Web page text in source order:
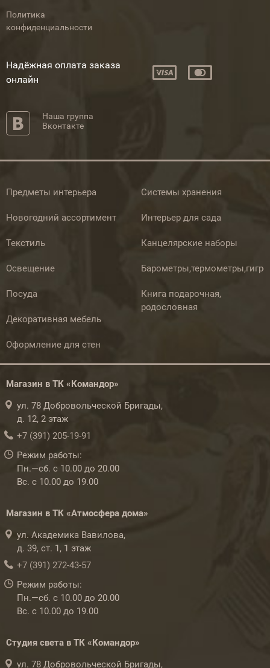
Политика
конфиденциальности
Надёжная оплата заказа
онлайн
Наша группа
Вконтакте
Предметы интерьера
Новогодний ассортимент
Текстиль
Освещение
Посуда
Декоративная мебель
Оформление для стен
Системы хранения
Интерьер для сада
Канцелярские наборы
Книга подарочная,
родословная
Магазин в ТК «Командор»
ул. 78 Добровольческой Бригады,
д. 12, 2 этаж
+7 (391) 205-19-91
Режим работы:
Пн.—сб. с 10.00 до 20.00
Вс. с 10.00 до 19.00
Магазин в ТК «Атмосфера дома»
ул. Академика Вавилова,
д. 39, ст. 1, 1 этаж
+7 (391) 272-43-57
Режим работы:
Пн.—сб. с 10.00 до 20.00
Вс. с 10.00 до 19.00
Студия света в ТК «Командор»
ул. 78 Добровольческой Бригады,